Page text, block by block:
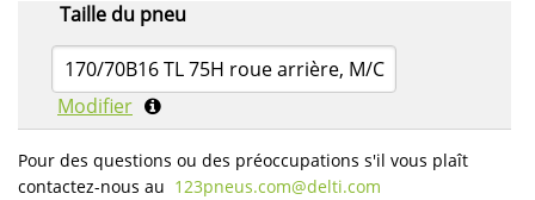
Taille du pneu
170/70B16 TL 75H roue arrière, M/C
Modifier
Pour des questions ou des préoccupations s'il vous plaît
contactez-nous au 123pneus.com​@delti.com